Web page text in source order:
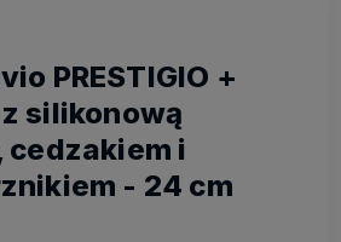
PRESTIGIO +
silikonową
cedzakiem i
- 24 cm